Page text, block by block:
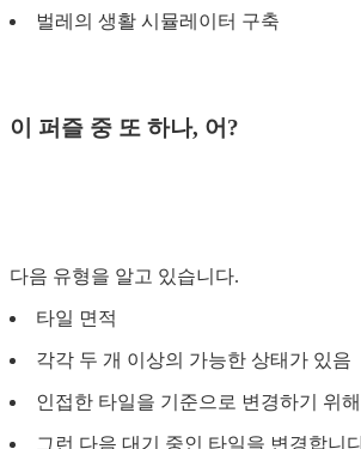
벌레의 생활 시뮬레이터 구축
이 퍼즐 중 또 하나, 어?
다음 유형을 알고 있습니다.
타일 면적
각각 두 개 이상의 가능한 상태가 있음
인접한 타일을 기준으로 변경하기 위
그런 다음 대기 중인 타일을 변경합니